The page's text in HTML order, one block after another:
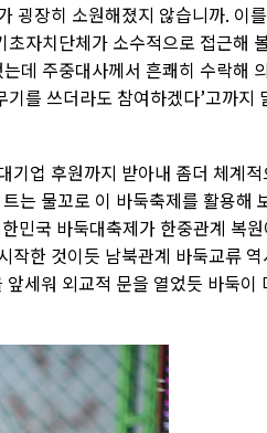
굉장히 소원해졌지 않습니까. 이를
자치단체가 소수적으로 접근해
데 주중대사께서 흔쾌히 수락해 의
를 쓰더라도 참여하겠다’고까지
기업 후원까지 받아내 좀더 체계적
는 물꼬로 이 바둑축제를 활용해
민국 바둑대축제가 한중관계 복원
작한 것이듯 남북관계 바둑교류 역
세워 외교적 문을 열었듯 바둑이